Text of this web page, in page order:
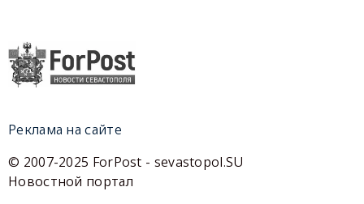
Реклама на сайте
© 2007-2025 ForPost - sevastopol.SU
Новостной портал